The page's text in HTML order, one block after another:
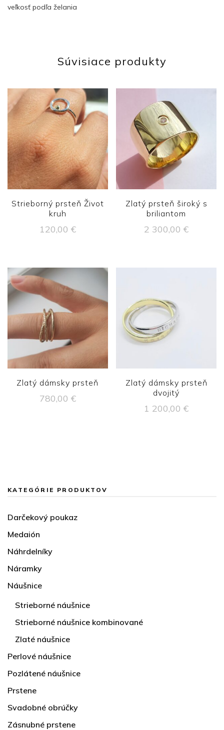
veľkosť podľa želania
Súvisiace produkty
Strieborný prsteň Život
kruh
120,00 €
Zlatý prsteň široký s
briliantom
2 300,00€
Zlatý dámsky prsteň
780,00 €
Zlatý dámsky prsteň
dvojitý
1 200,00€
KATEGÓRIE PRODUKTOV
Darčekový poukaz
Medaión
Náhrdelníky
Náramky
Náušnice
Strieborné náušnice
Strieborné náušnice kombinované
Zlaté náušnice
Perlové náušnice
Pozlátené náušnice
Prstene
Svadobné obrúčky
Zásnubné prstene